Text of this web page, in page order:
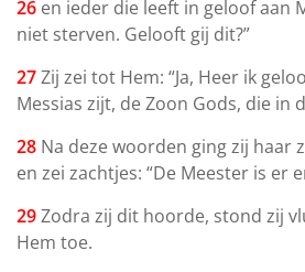
26 en ieder die leeft in geloof aan
niet sterven. Gelooft gij dit?”
27Zij zei tot Hem: “Ja, Heer ik
Messias zijt, de Zoon Gods, die in
28 Na deze woorden ging zij haar
en zei zachtjes: “De Meester is er
29Zodra zij dit hoorde, stond zij
Hem toe.